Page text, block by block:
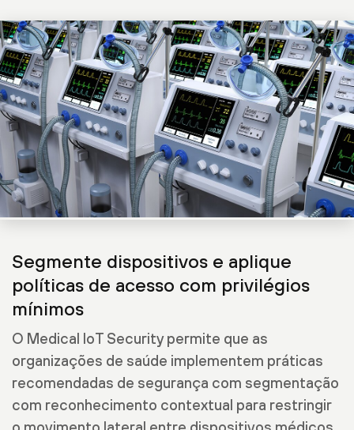
Segmente dispositivos e aplique
políticas de acesso com privilégios
mínimos
O Medical IoT Security permite que as
organizações de saúde implementem práticas
recomendadas de segurança com segmentação
com reconhecimento contextual para restringir